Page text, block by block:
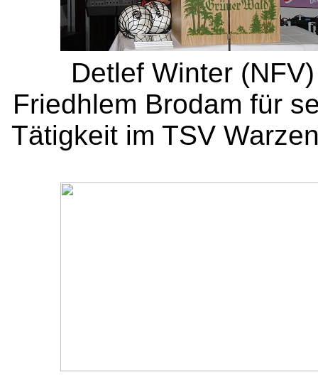
Detlef Winter
Friedhlem Brodam für
Tätigkeit im TSV